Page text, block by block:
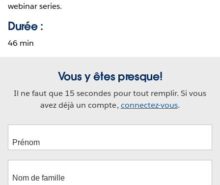
webinar series.
Durée :
46 min
Vous y êtes presque!
Il ne faut que 15 secondes pour tout remplir. Si vous
avez déjà un compte, connectez-vous.